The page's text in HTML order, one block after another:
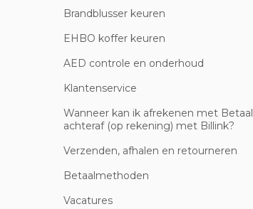
Brandblusser keuren
EHBO koffer keuren
AED controle en onderhoud
Klantenservice
Wanneer kan ik afrekenen met Betaal
achteraf (op rekening) met Billink?
Verzenden, afhalen en retourneren
Betaalmethoden
Vacatures